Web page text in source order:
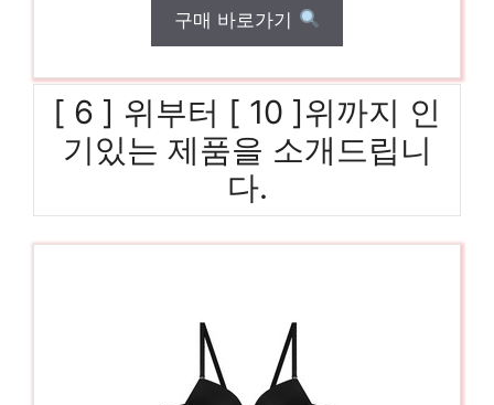
구매 바로가기
[ 6 ] 위부터 [ 10 ]위까지 인
기있는 제품을 소개드립니
다.